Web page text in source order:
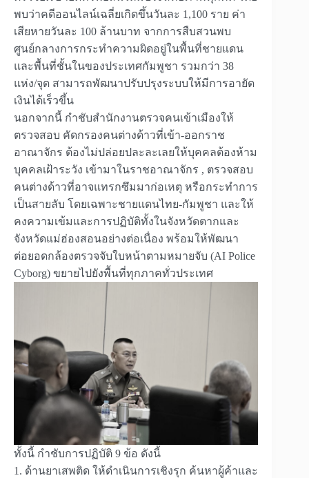
พบว่าคดีออนไลน์เฉลี่ยเกิดขึ้นวันละ 1,100 ราย ค่า
เสียหายวันละ 100 ล้านบาท จากการสืบสวนพบ
ศูนย์กลางการกระทำความผิดอยู่ในพื้นที่ชายแดน
และพื้นที่ชั้นในของประเทศกัมพูชา รวมกว่า 38
แห่ง/จุด สามารถพัฒนาปรับปรุงระบบให้มีการอายัด
เงินได้เร็วขึ้น
นอกจากนี้ กำชับสำนักงานตรวจคนเข้าเมืองให้
ตรวจสอบ คัดกรองคนต่างด้าวที่เข้า-ออกราช
อาณาจักร ต้องไม่ปล่อยปละละเลยให้บุคคลต้องห้าม
บุคคลเฝ้าระวัง เข้ามาในราชอาณาจักร , ตรวจสอบ
คนต่างด้าวที่อาจแทรกซึมมาก่อเหตุ หรือกระทำการ
เป็นสายลับ โดยเฉพาะชายแดนไทย-กัมพูชา และให้
คงความเข้มและการปฏิบัติทั้งในจังหวัดตากและ
จังหวัดแม่ฮ่องสอนอย่างต่อเนื่อง พร้อมให้พัฒนา
ต่อยอดกล้องตรวจจับใบหน้าตามหมายจับ (AI Police
Cyborg) ขยายไปยังพื้นที่ทุกภาคทั่วประเทศ
ทั้งนี้ กำชับการปฏิบัติ 9 ข้อ ดังนี้
1. ด้านยาเสพติด ให้ดำเนินการเชิงรุก ค้นหาผู้ค้าและ